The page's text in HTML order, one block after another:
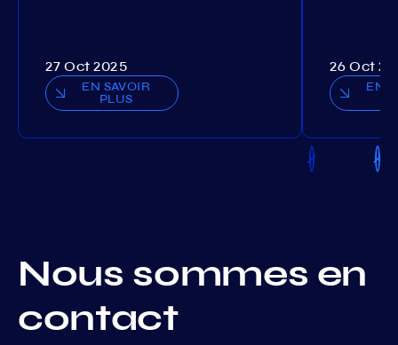
27 Oct 2025
EN SAVOIR
PLUS
26 Oct
EN
Nous sommes en
contact